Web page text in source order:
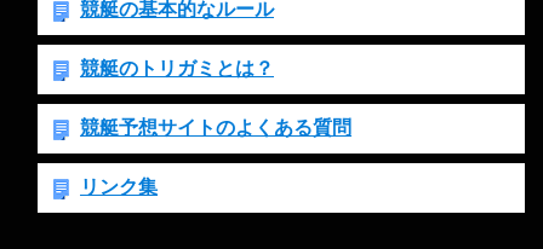
競艇の基本的なルール
競艇のトリガミとは？
競艇予想サイトのよくある質問
リンク集